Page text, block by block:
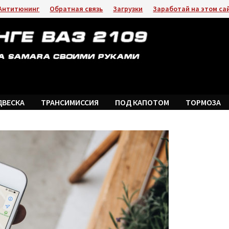
Обратная связь Загрузки Заработай на этом
ТРАНСИМИССИЯ ПОД КАПОТОМ ТОРМОЗА